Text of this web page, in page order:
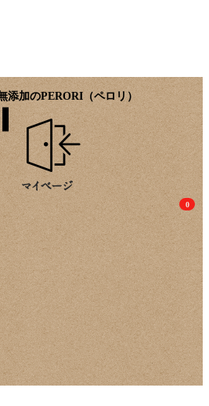
添加のPERORI（ペロリ）
0